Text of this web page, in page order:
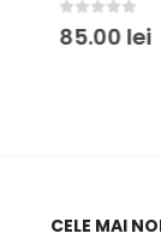
out of 5
85.00lei
CELE MAI